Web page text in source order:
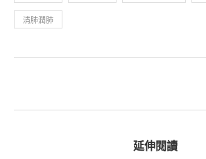
清肺潤肺
延伸閱讀